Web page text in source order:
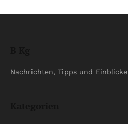
Nachrichten, Tipps und Einblicke